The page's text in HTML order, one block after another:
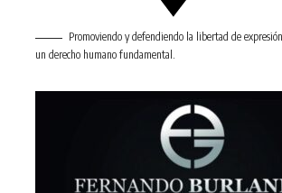
Promoviendo y defendiendo la libertad de
un derecho humano fundamental.